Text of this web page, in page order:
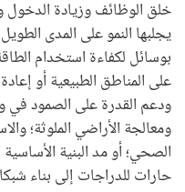
خلق الوظائف وزيادة الدخول
يجلبها النمو على المدى
بوسائل لكفاءة استخدام
على المناطق الطبيعية أو
ودعم القدرة على الصمود في
ومعالجة الأراضي الملوثة؛
الصحي؛ أو مد البنية
حارات للدراجات إلى بناء